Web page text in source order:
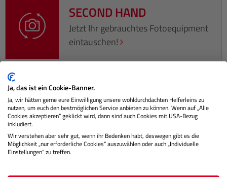
SECOND HAND
Jetzt Ihr gebrauchtes Fotoequipment
eintauschen!
Beschreibung
Das Canon CN-R 24mm T1.5 L F kombiniert einen
vielseitigen Weitwinkel mit hoher Lichtstärke für
professionelle Filmproduktio…Mehr
Ja, das ist ein Cookie-Banner.
Ja, wir hätten gerne eure Einwilligung unsere wohldurchdachten Helferleins zu
nutzen, um euch den bestmöglichen Service anbieten zu können. Wenn auf „Alle
Cookies akzeptieren“ geklickt wird, dann sind auch Cookies mit USA-Bezug
inkludiert.
Wir verstehen aber sehr gut, wenn ihr Bedenken habt, deswegen gibt es die
Möglichkeit „nur erforderliche Cookies“ auszuwählen oder auch „Individuelle
Einstellungen“ zu treffen.